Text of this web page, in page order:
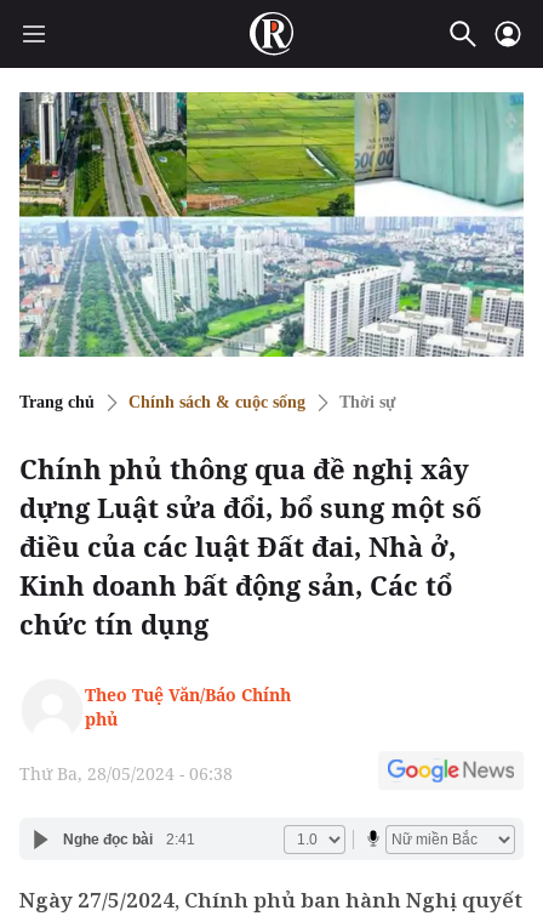
Trang chủ Chính sách & cuộc sống Thời sự
Chính phủ thông qua đề nghị xây
dựng Luật sửa đổi, bổ sung một số
điều của các luật Đất đai, Nhà ở,
Kinh doanh bất động sản, Các tổ
chức tín dụng
Theo Tuệ Văn/Báo Chính
phủ
Thứ Ba, 28/05/2024 - 06:38
Nghe đọc bài 2:41
Ngày 27/5/2024, Chính phủ ban hành Nghị quyết